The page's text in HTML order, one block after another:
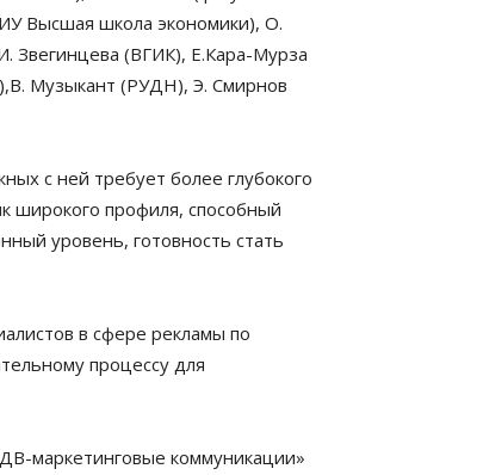
Высшая школа экономики), О.
Звегинцева (ВГИК), Е.Кара-Мурза
Музыкант (РУДН), Э. Смирнов
с ней требует более глубокого
широкого профиля, способный
уровень, готовность стать
в сфере рекламы по
процессу для
маркетинговые коммуникации»